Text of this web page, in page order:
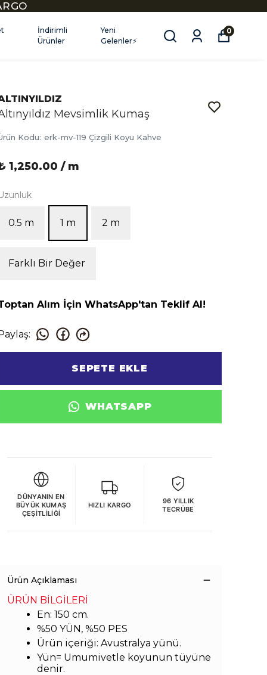
İndirimli
Ürünler
Yeni
Gelenler⚡
0
Mevsimlik Kumaş
Kodu: erk-mv-119 Çizgili Koyu Kahve
1,250.00 / m
0.5 m 1 m 2 m
Farklı Bir Değer
Alım İçin WhatsApp'tan Teklif Al!
:
SEPETE EKLE
WHATSAPP
DÜNYANIN EN
BÜYÜK KUMAŞ
ÇEŞITLILIĞI
HIZLI KARGO
96 YILLIK
TECRÜBE
Ürün Açıklaması
ÜRÜN BİLGİLERİ
En: 150 cm.
%50 YÜN, %50 PES
Ürün içeriği: Avustralya yünü.
Yün= Umumivetle koyunun tüyüne
denir.